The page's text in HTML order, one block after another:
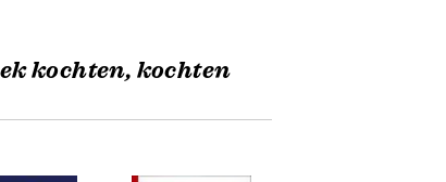
kochten, kochten